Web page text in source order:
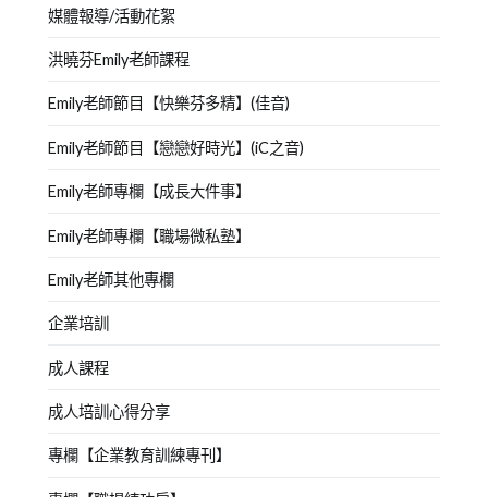
媒體報導/活動花絮
洪曉芬Emily老師課程
Emily老師節目【快樂芬多精】(佳音)
Emily老師節目【戀戀好時光】(iC之音)
Emily老師專欄【成長大件事】
Emily老師專欄【職場微私塾】
Emily老師其他專欄
企業培訓
成人課程
成人培訓心得分享
專欄【企業教育訓練專刊】